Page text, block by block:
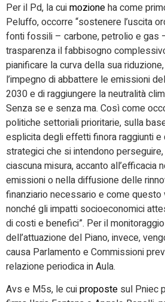
Per il Pd, la cuimozioneha come
Peluffo, occorre “sostenere l’uscita
fonti fossili – carbone, petrolio e gas
trasparenza il fabbisogno
pianificare la curva della sua
l’impegno di abbattere le emissioni
2030 e di raggiungere la neutralità
Senza se e senza ma. Così come
politiche settoriali prioritarie, sulla
esplicita degli effetti finora raggiunti
strategici che si intendono
ciascuna misura, accanto all’efficacia
emissioni o nella diffusione delle
finanziario necessario e come
nonché gli impatti socioeconomici
di costi e benefici”. Per il
dell’attuazione del Piano, invece,
causa Parlamento e Commissioni
relazione periodica in Aula.
Avs e M5s, le cuiproposte sul Pniec